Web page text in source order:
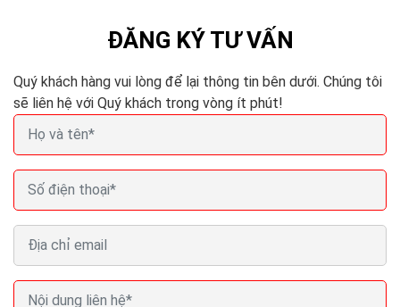
ĐĂNG KÝ TƯ VẤN
Quý khách hàng vui lòng để lại thông tin bên dưới. Chúng tôi
sẽ liên hệ với Quý khách trong vòng ít phút!